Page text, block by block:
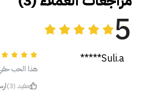
5
Suli.a*****
هذا الحب حقي
مفيد (3)